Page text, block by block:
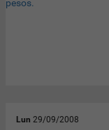
Lun 29/09/2008